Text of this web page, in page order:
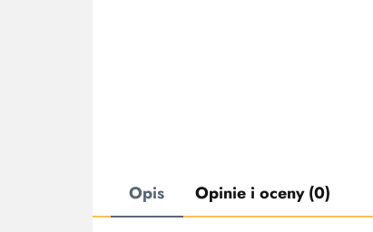
Opis Opinie i oceny (0)